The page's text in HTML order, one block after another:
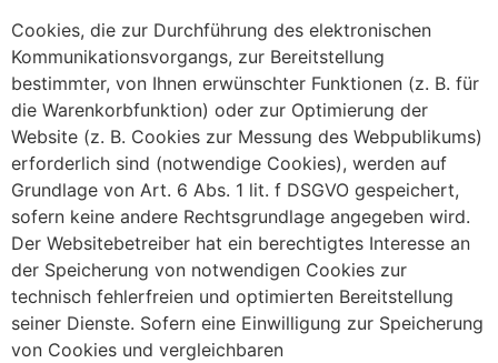
Cookies, die zur Durchführung des elektronischen
Kommunikationsvorgangs, zur Bereitstellung
bestimmter, von Ihnen erwünschter Funktionen (z. B. für
die Warenkorbfunktion) oder zur Optimierung der
Website (z. B. Cookies zur Messung des Webpublikums)
erforderlich sind (notwendige Cookies), werden auf
Grundlage von Art. 6 Abs. 1 lit. f DSGVO gespeichert,
sofern keine andere Rechtsgrundlage angegeben wird.
Der Websitebetreiber hat ein berechtigtes Interesse an
der Speicherung von notwendigen Cookies zur
technisch fehlerfreien und optimierten Bereitstellung
seiner Dienste. Sofern eine Einwilligung zur Speicherung
von Cookies und vergleichbaren